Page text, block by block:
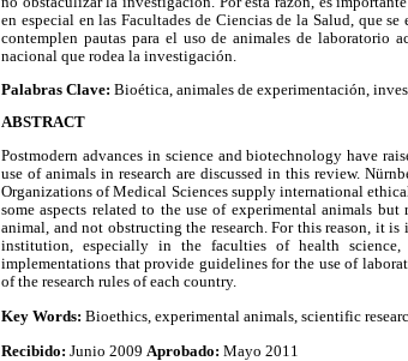
en especial en las Facultades de Ciencias de la Salud, que
contemplen pautas para el uso de animales de laboratorio
nacional que rodea la investigación.
Palabras Clave: Bioética, animales de experimentación,
ABSTRACT
Postmodern advances in science and biotechnology have
use of animals in research are discussed in this review.
Organizations of Medical Sciences supply international
some aspects related to the use of experimental animals
animal, and not obstructing the research. For this reason, it
institution, especially in the faculties of health
implementations that provide guidelines for the use of
of the research rules of each country.
Key Words: Bioethics, experimental animals, scientific
Recibido: Junio 2009 Aprobado: Mayo 2011